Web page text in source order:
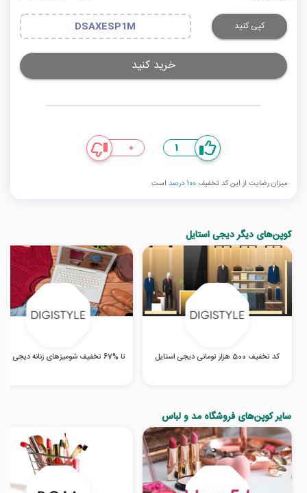
کپی کنید DSAXESP1M
خرید کنید
1
0
میزان رضایت از این کد تخفیف 100 درصد است
کوپن‌های دیگر دیجی استایل
کد تخفیف 500 هزار تومانی دیجی استایل تا %67 تخفیف شومیزهای زنانه دیجی استایل
سایر کوپن‌های فروشگاه مد و لباس